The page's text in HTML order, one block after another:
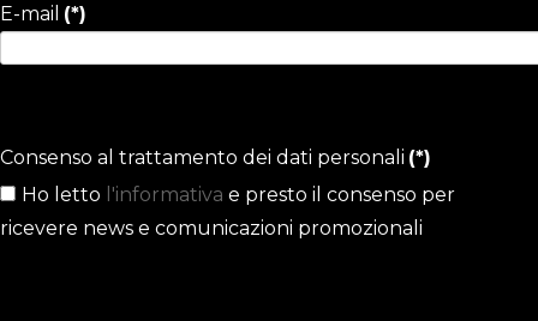
E-mail (*)
Consenso al trattamento dei dati personali (*)
Ho letto l'informativa e presto il consenso per
ricevere news e comunicazioni promozionali